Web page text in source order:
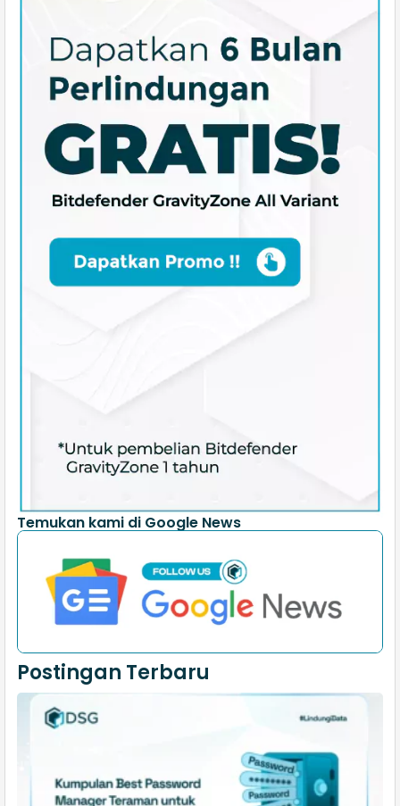
Temukan kami di Google News
Postingan Terbaru